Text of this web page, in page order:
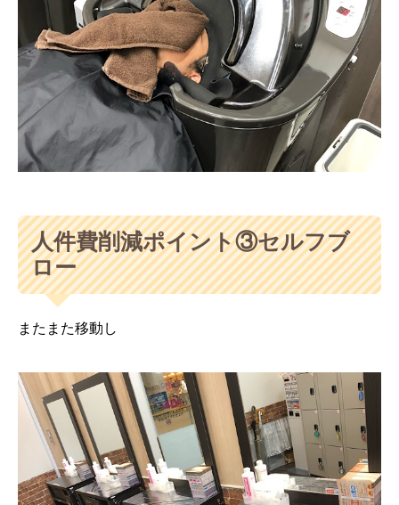
人件費削減ポイント③セルフブ
ロー
またまた移動し